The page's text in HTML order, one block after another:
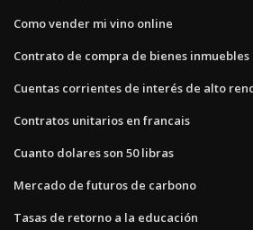
Como vender mi vino online
Contrato de compra de bienes
Cuentas corrientes de interés de alto
Contratos unitarios en francais
Cuanto dolares son 50 libras
Mercado de futuros de carbono
Tasas de retorno a la educación